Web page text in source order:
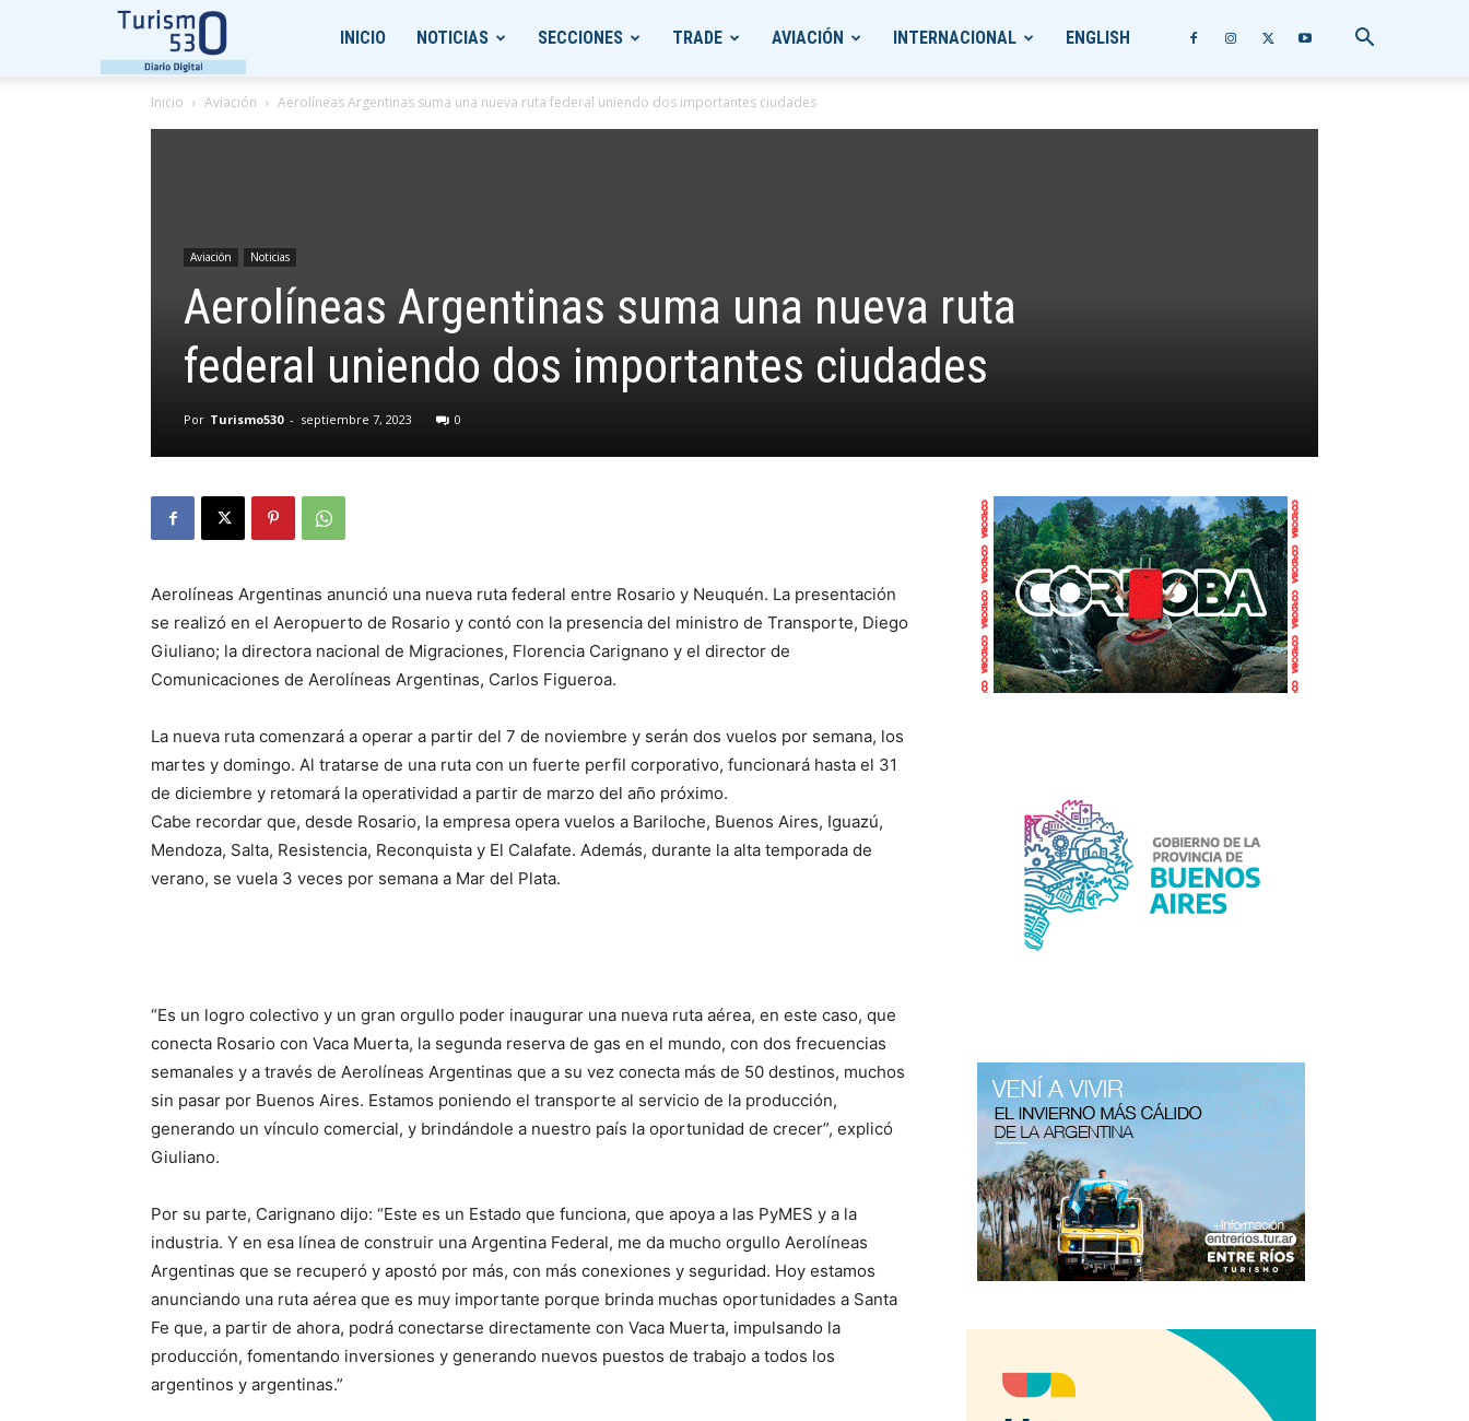
INICIO NOTICIAS SECCIONES TRADE AVIACIÓN INTERNACIONAL ENGLISH
Inicio Aviación Aerolíneas Argentinas suma una nueva ruta federal uniendo dos importantes ciudades
Aviación Noticias
Aerolíneas Argentinas suma una nueva ruta
federal uniendo dos importantes ciudades
Por Turismo530 - septiembre 7, 2023 0
Aerolíneas Argentinas anunció una nueva ruta federal entre Rosario y Neuquén. La presentación
se realizó en el Aeropuerto de Rosario y contó con la presencia del ministro de Transporte, Diego
Giuliano; la directora nacional de Migraciones, Florencia Carignano y el director de
Comunicaciones de Aerolíneas Argentinas, Carlos Figueroa.
La nueva ruta comenzará a operar a partir del 7 de noviembre y serán dos vuelos por semana, los
martes y domingo. Al tratarse de una ruta con un fuerte perfil corporativo, funcionará hasta el 31
de diciembre y retomará la operatividad a partir de marzo del año próximo.
Cabe recordar que, desde Rosario, la empresa opera vuelos a Bariloche, Buenos Aires, Iguazú,
Mendoza, Salta, Resistencia, Reconquista y El Calafate. Además, durante la alta temporada de
verano, se vuela 3 veces por semana a Mar del Plata.
“Es un logro colectivo y un gran orgullo poder inaugurar una nueva ruta aérea, en este caso, que
conecta Rosario con Vaca Muerta, la segunda reserva de gas en el mundo, con dos frecuencias
semanales y a través de Aerolíneas Argentinas que a su vez conecta más de 50 destinos, muchos
sin pasar por Buenos Aires. Estamos poniendo el transporte al servicio de la producción,
generando un vínculo comercial, y brindándole a nuestro país la oportunidad de crecer”, explicó
Giuliano.
Por su parte, Carignano dijo: “Este es un Estado que funciona, que apoya a las PyMES y a la
industria. Y en esa línea de construir una Argentina Federal, me da mucho orgullo Aerolíneas
Argentinas que se recuperó y apostó por más, con más conexiones y seguridad. Hoy estamos
anunciando una ruta aérea que es muy importante porque brinda muchas oportunidades a Santa
Fe que, a partir de ahora, podrá conectarse directamente con Vaca Muerta, impulsando la
producción, fomentando inversiones y generando nuevos puestos de trabajo a todos los
argentinos y argentinas.”